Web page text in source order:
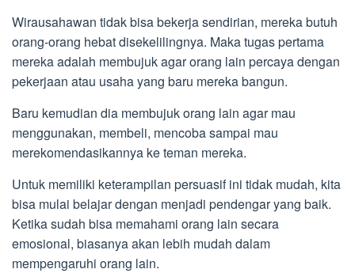
Wirausahawan tidak bisa bekerja sendirian, mereka butuh
orang-orang hebat disekelilingnya. Maka tugas pertama
mereka adalah membujuk agar orang lain percaya dengan
pekerjaan atau usaha yang baru mereka bangun.
Baru kemudian dia membujuk orang lain agar mau
menggunakan, membeli, mencoba sampai mau
merekomendasikannya ke teman mereka.
Untuk memiliki keterampilan persuasif ini tidak mudah, kita
bisa mulai belajar dengan menjadi pendengar yang baik.
Ketika sudah bisa memahami orang lain secara
emosional, biasanya akan lebih mudah dalam
mempengaruhi orang lain.